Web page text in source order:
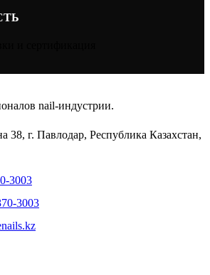
nail-индустрии.
38, г. Павлодар, Республика Казахстан,
3003
3003